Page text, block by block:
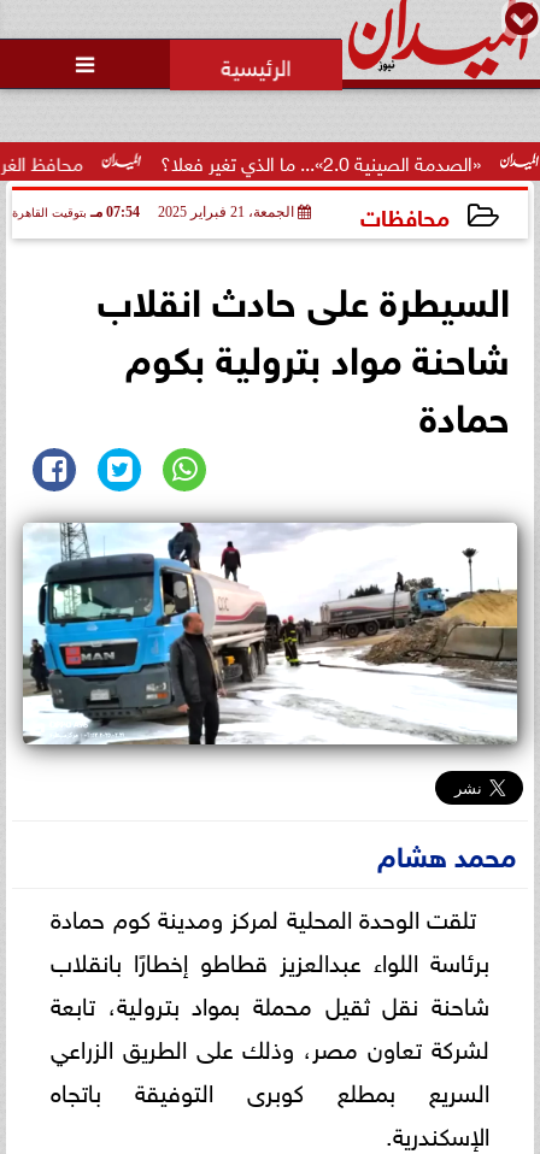

محافظ الغربية يكرم 100 من أوائل الجمهورية والمحافظة ويؤكد: الاستثمار... 2.0»... ما الذي تغير فعلا؟
محافظات الجمعة، 21 فبراير 2025 07:54 مـ بتوقيت القاهرة
السيطرة على حادث انقلاب
شاحنة مواد بترولية بكوم
حمادة
محمد هشام
تلقت الوحدة المحلية لمركز ومدينة كوم حمادة
برئاسة اللواء عبدالعزيز قطاطو إخطارًا بانقلاب
شاحنة نقل ثقيل محملة بمواد بترولية، تابعة
لشركة تعاون مصر، وذلك على الطريق الزراعي
السريع بمطلع كوبرى التوفيقة باتجاه
الإسكندرية.